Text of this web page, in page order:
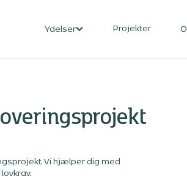
Ydelser Projekter
Vi hjælper dig med